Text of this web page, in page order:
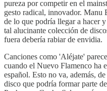
pureza por competir en el
gesto radical, innovador. Manu
de lo que podría llegar a hacer
tal alucinante colección de
fuera debería rabiar de envidia.
Canciones como 'Aléjate'
cuando el Nuevo Flamenco ha
español. Esto no va, además,
disco que podría formar parte